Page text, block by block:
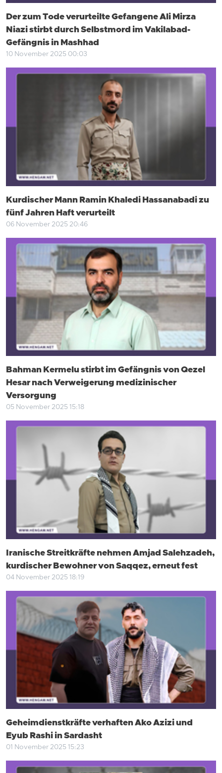
Der zum Tode verurteilte Gefangene Ali Mirza
Niazi stirbt durch Selbstmord im Vakilabad-
Gefängnis in Mashhad
10 November 2025 00:03
Kurdischer Mann Ramin Khaledi Hassanabadi zu
fünf Jahren Haft verurteilt
06 November 2025 20:46
Bahman Kermelu stirbt im Gefängnis von Qezel
Hesar nach Verweigerung medizinischer
Versorgung
05 November 2025 15:18
Iranische Streitkräfte nehmen Amjad Salehzadeh,
kurdischer Bewohner von Saqqez, erneut fest
04 November 2025 18:19
Geheimdienstkräfte verhaften Ako Azizi und
Eyub Rashi in Sardasht
01 November 2025 15:23